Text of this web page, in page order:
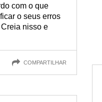
com o que
o seus erros
nisso e
COMPARTILHAR